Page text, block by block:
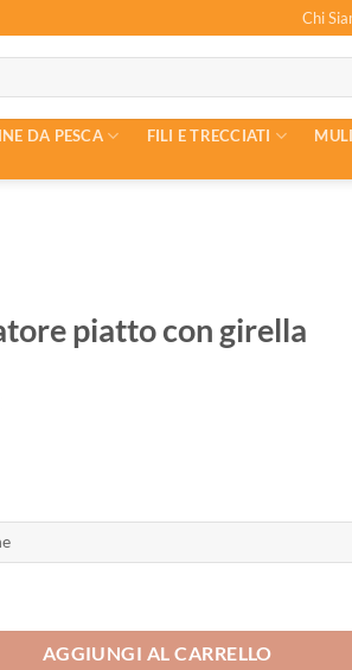
Chi
DA PESCA FILI E TRECCIATI
piatto con girella
quantità
AGGIUNGI AL CARRELLO